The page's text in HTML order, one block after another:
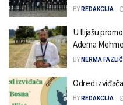
BY REDAKCIJA
U Ilijašu
Adema
BY NERMA FAZLIĆ
Odred
BY REDAKCIJA